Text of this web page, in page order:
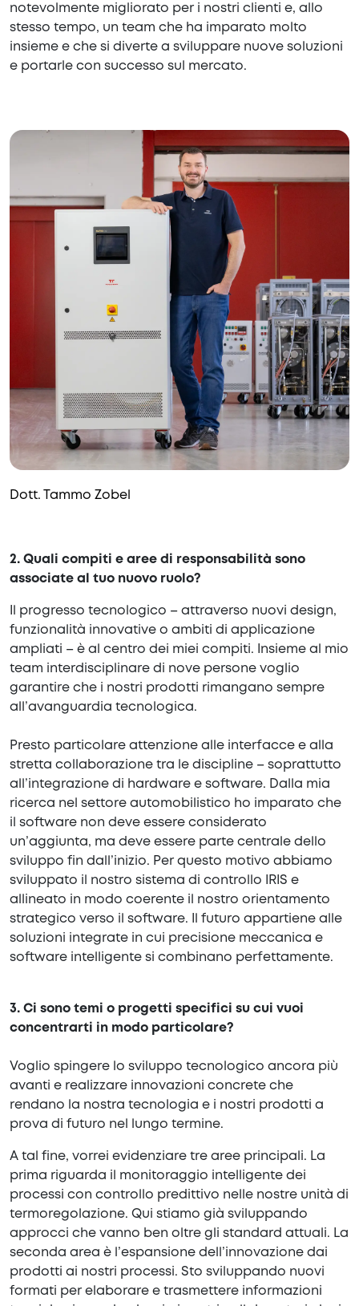
notevolmente migliorato per i nostri clienti e, allo
stesso tempo, un team che ha imparato molto
insieme e che si diverte a sviluppare nuove soluzioni
e portarle con successo sul mercato.
Dott. Tammo Zobel
2. Quali compiti e aree di responsabilità sono
associate al tuo nuovo ruolo?
Il progresso tecnologico – attraverso nuovi design,
funzionalità innovative o ambiti di applicazione
ampliati – è al centro dei miei compiti. Insieme al mio
team interdisciplinare di nove persone voglio
garantire che i nostri prodotti rimangano sempre
all’avanguardia tecnologica.
Presto particolare attenzione alle interfacce e alla
stretta collaborazione tra le discipline – soprattutto
all’integrazione di hardware e software. Dalla mia
ricerca nel settore automobilistico ho imparato che
il software non deve essere considerato
un’aggiunta, ma deve essere parte centrale dello
sviluppo fin dall’inizio. Per questo motivo abbiamo
sviluppato il nostro sistema di controllo IRIS e
allineato in modo coerente il nostro orientamento
strategico verso il software. Il futuro appartiene alle
soluzioni integrate in cui precisione meccanica e
software intelligente si combinano perfettamente.
3. Ci sono temi o progetti specifici su cui vuoi
concentrarti in modo particolare?
Voglio spingere lo sviluppo tecnologico ancora più
avanti e realizzare innovazioni concrete che
rendano la nostra tecnologia e i nostri prodotti a
prova di futuro nel lungo termine.
A tal fine, vorrei evidenziare tre aree principali. La
prima riguarda il monitoraggio intelligente dei
processi con controllo predittivo nelle nostre unità di
termoregolazione. Qui stiamo già sviluppando
approcci che vanno ben oltre gli standard attuali. La
seconda area è l’espansione dell’innovazione dai
prodotti ai nostri processi. Sto sviluppando nuovi
formati per elaborare e trasmettere informazioni